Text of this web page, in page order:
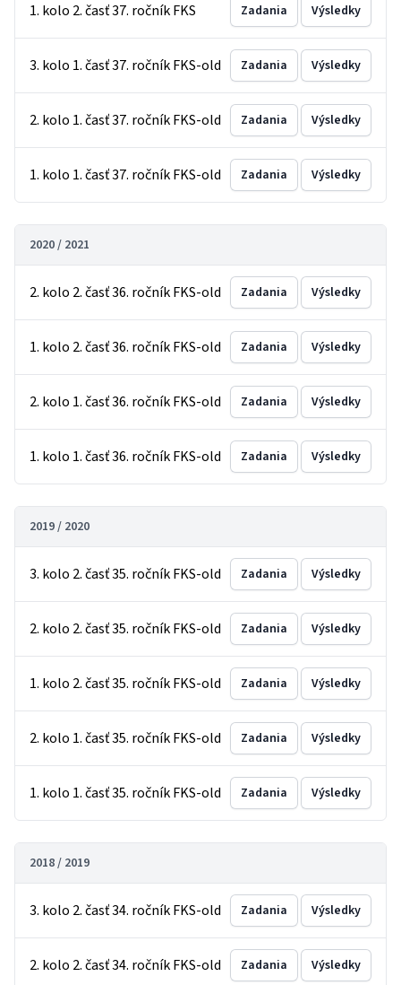
1. kolo 2. časť 37. ročník FKS Zadania Výsledky
3. kolo 1. časť 37. ročník FKS-old Zadania Výsledky
2. kolo 1. časť 37. ročník FKS-old Zadania Výsledky
1. kolo 1. časť 37. ročník FKS-old Zadania Výsledky
2020 / 2021
2. kolo 2. časť 36. ročník FKS-old Zadania Výsledky
1. kolo 2. časť 36. ročník FKS-old Zadania Výsledky
2. kolo 1. časť 36. ročník FKS-old Zadania Výsledky
1. kolo 1. časť 36. ročník FKS-old Zadania Výsledky
2019 / 2020
3. kolo 2. časť 35. ročník FKS-old Zadania Výsledky
2. kolo 2. časť 35. ročník FKS-old Zadania Výsledky
1. kolo 2. časť 35. ročník FKS-old Zadania Výsledky
2. kolo 1. časť 35. ročník FKS-old Zadania Výsledky
1. kolo 1. časť 35. ročník FKS-old Zadania Výsledky
2018 / 2019
3. kolo 2. časť 34. ročník FKS-old Zadania Výsledky
2. kolo 2. časť 34. ročník FKS-old Zadania Výsledky